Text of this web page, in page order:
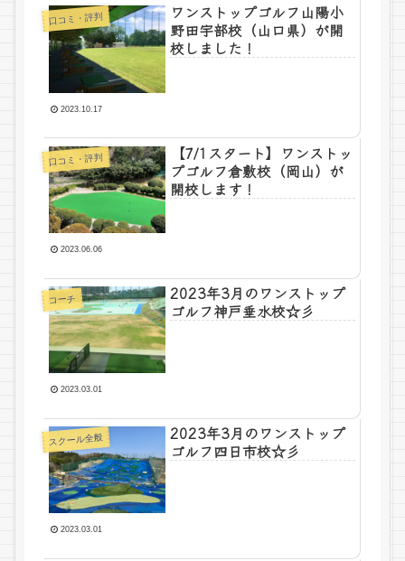
口コミ・評判
ワンストップゴルフ山陽小
野田宇部校（山口県）が開
校しました！
2023.10.17
口コミ・評判
【7/1スタート】ワンストッ
プゴルフ倉敷校（岡山）が
開校します！
2023.06.06
コーチ
2023年3月のワンストップ
ゴルフ神戸垂水校☆彡
2023.03.01
スクール全般
2023年3月のワンストップ
ゴルフ四日市校☆彡
2023.03.01